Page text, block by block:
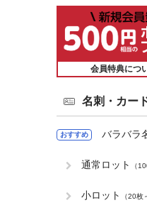
会員特典につ
名刺・カー
おすすめ バラバラ
通常ロット （
小ロット （20枚